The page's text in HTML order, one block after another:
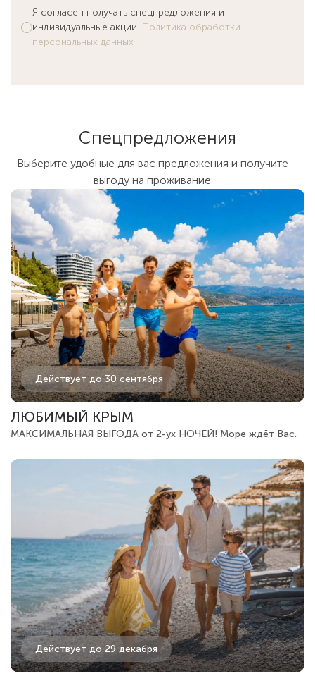
Я согласен получать спецпредложения и
индивидуальные акции. Политика обработки
персональных данных
Спецпредложения
Выберите удобные для вас предложения и получите
выгоду на проживание
Действует до 30 сентября
ЛЮБИМЫЙ КРЫМ
МАКСИМАЛЬНАЯ ВЫГОДА от 2-ух НОЧЕЙ! Море ждёт Вас.
Действует до 29 декабря